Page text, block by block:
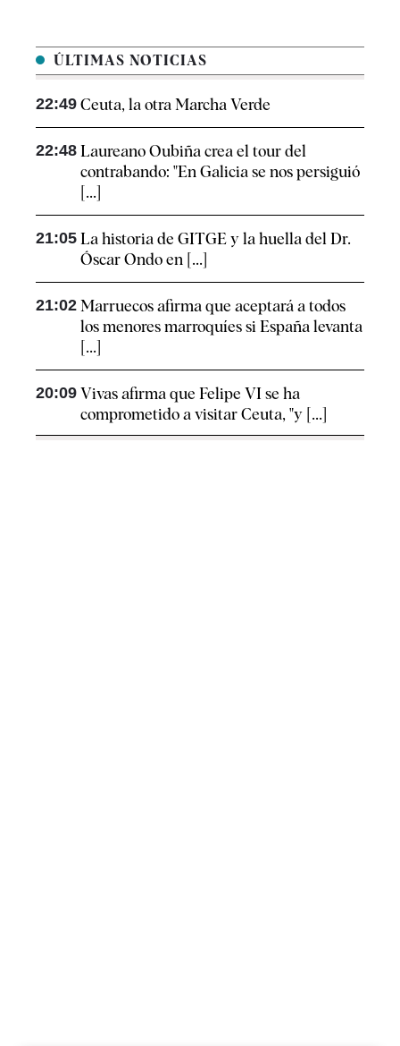
ÚLTIMAS NOTICIAS
22:49 Ceuta, la otra Marcha Verde
22:48 Laureano Oubiña crea el tour del
contrabando: "En Galicia se nos persiguió
[...]
21:05 La historia de GITGE y la huella del Dr.
Óscar Ondo en [...]
21:02 Marruecos afirma que aceptará a todos
los menores marroquíes si España levanta
[...]
20:09 Vivas afirma que Felipe VI se ha
comprometido a visitar Ceuta, "y [...]